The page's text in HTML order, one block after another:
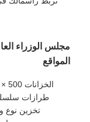
مجلس الوزراء
المواقع
تخزين نوع